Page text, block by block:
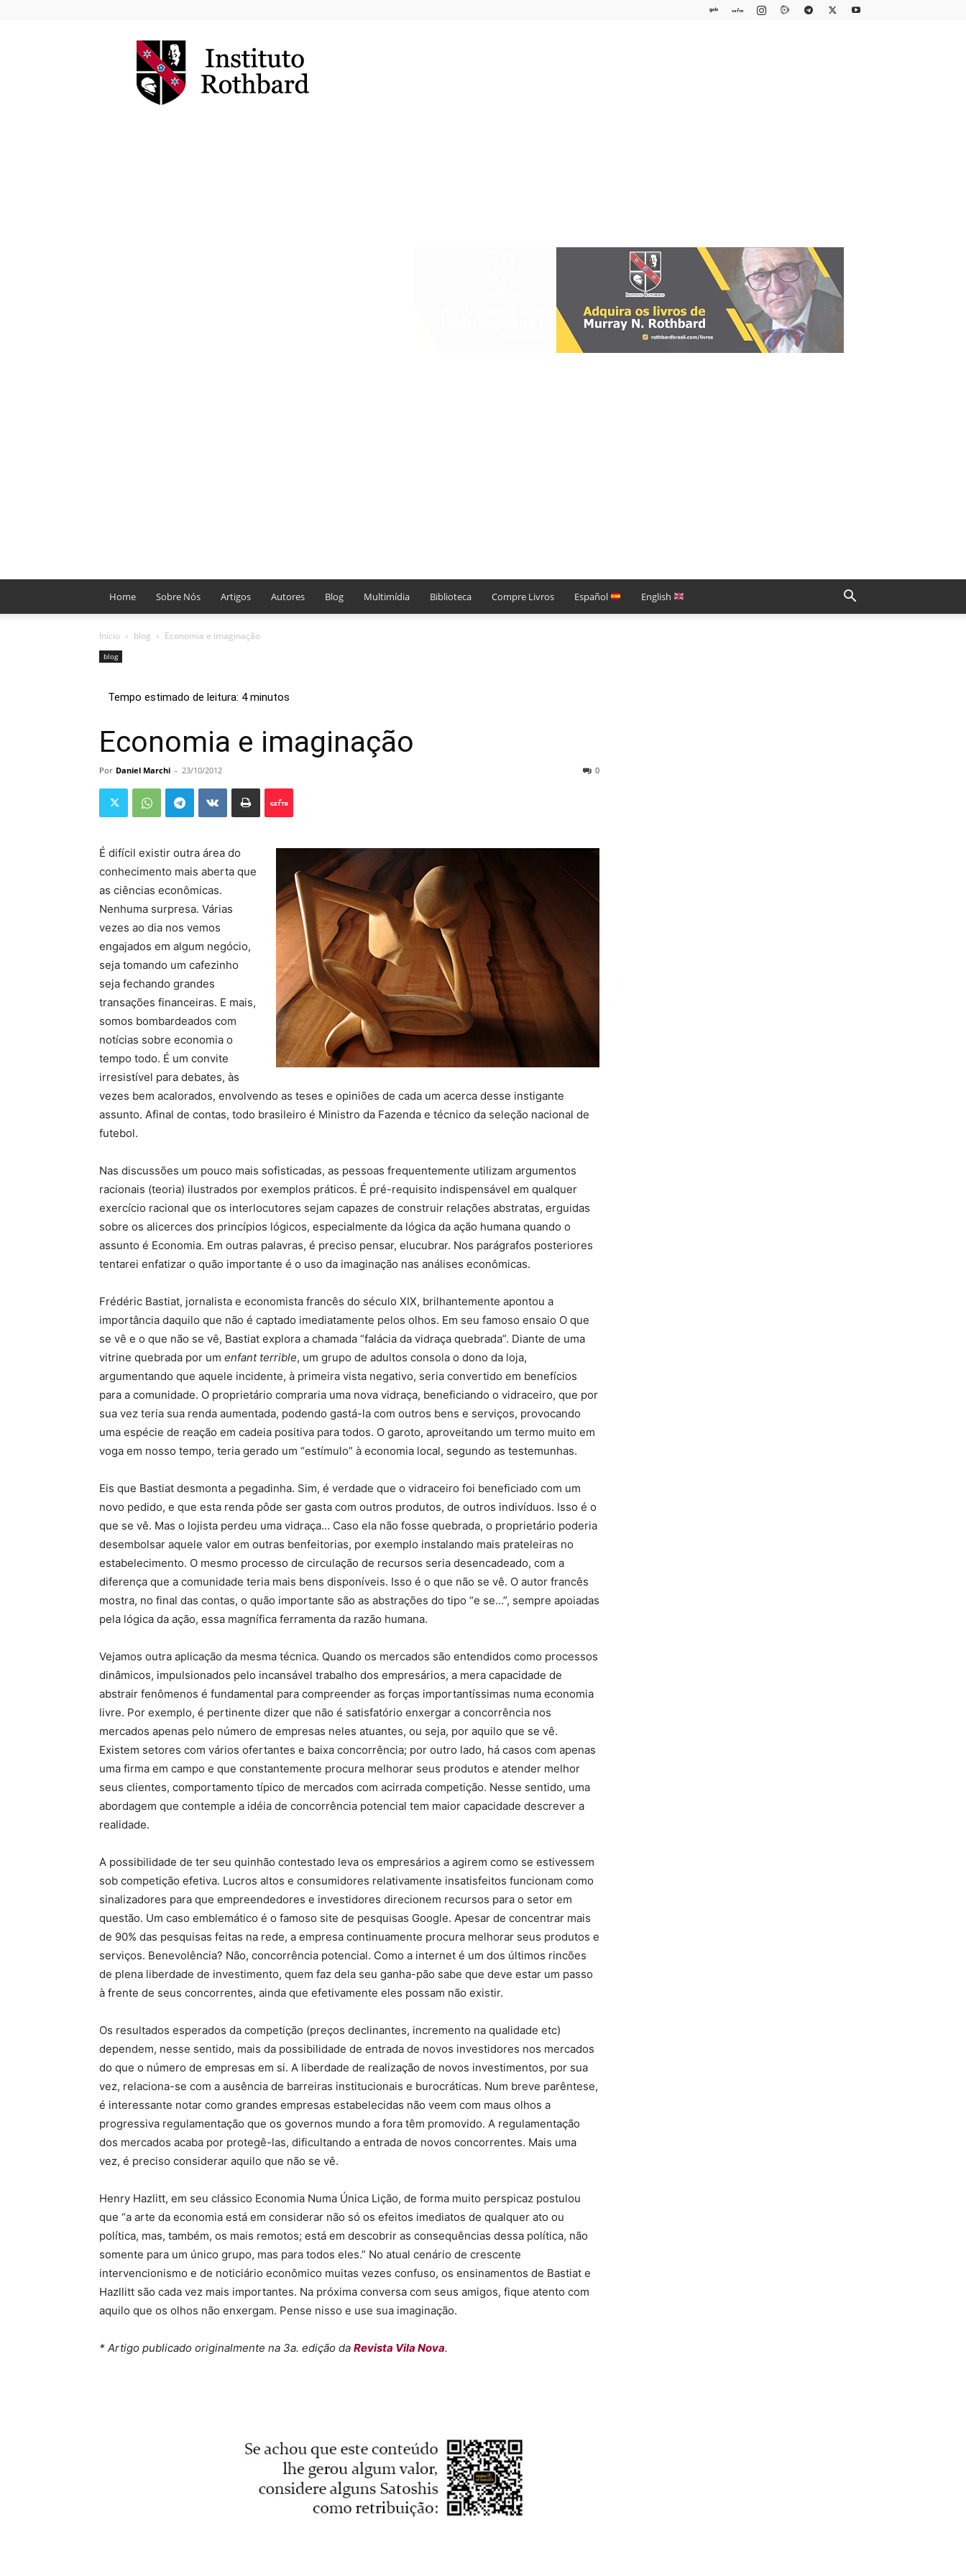
Instituto
Rothbard
Brasil
Home Sobre Nós Artigos Autores Blog Multimídia Biblioteca Compre Livros Español English
Início blog Economia e imaginação
blog
Economia e imaginação
Por Daniel Marchi - 23/10/2012 0
É difícil existir outra área do
conhecimento mais aberta que
as ciências econômicas.
Nenhuma surpresa. Várias
vezes ao dia nos vemos
engajados em algum negócio,
seja tomando um cafezinho
seja fechando grandes
transações financeiras. E mais,
somos bombardeados com
notícias sobre economia o
tempo todo. É um convite
irresistível para debates, às
vezes bem acalorados, envolvendo as teses e opiniões de cada um acerca desse instigante
assunto. Afinal de contas, todo brasileiro é Ministro da Fazenda e técnico da seleção nacional de
futebol.
Nas discussões um pouco mais sofisticadas, as pessoas frequentemente utilizam argumentos
racionais (teoria) ilustrados por exemplos práticos. É pré-requisito indispensável em qualquer
exercício racional que os interlocutores sejam capazes de construir relações abstratas, erguidas
sobre os alicerces dos princípios lógicos, especialmente da lógica da ação humana quando o
assunto é Economia. Em outras palavras, é preciso pensar, elucubrar. Nos parágrafos posteriores
tentarei enfatizar o quão importante é o uso da imaginação nas análises econômicas.
Frédéric Bastiat, jornalista e economista francês do século XIX, brilhantemente apontou a
importância daquilo que não é captado imediatamente pelos olhos. Em seu famoso ensaio O que
se vê e o que não se vê, Bastiat explora a chamada “falácia da vidraça quebrada”. Diante de uma
vitrine quebrada por um enfant terrible, um grupo de adultos consola o dono da loja,
argumentando que aquele incidente, à primeira vista negativo, seria convertido em benefícios
para a comunidade. O proprietário compraria uma nova vidraça, beneficiando o vidraceiro, que por
sua vez teria sua renda aumentada, podendo gastá-la com outros bens e serviços, provocando
uma espécie de reação em cadeia positiva para todos. O garoto, aproveitando um termo muito em
voga em nosso tempo, teria gerado um “estímulo” à economia local, segundo as testemunhas.
Eis que Bastiat desmonta a pegadinha. Sim, é verdade que o vidraceiro foi beneficiado com um
novo pedido, e que esta renda pôde ser gasta com outros produtos, de outros indivíduos. Isso é o
que se vê. Mas o lojista perdeu uma vidraça… Caso ela não fosse quebrada, o proprietário poderia
desembolsar aquele valor em outras benfeitorias, por exemplo instalando mais prateleiras no
estabelecimento. O mesmo processo de circulação de recursos seria desencadeado, com a
diferença que a comunidade teria mais bens disponíveis. Isso é o que não se vê. O autor francês
mostra, no final das contas, o quão importante são as abstrações do tipo “e se…”, sempre apoiadas
pela lógica da ação, essa magnífica ferramenta da razão humana.
Vejamos outra aplicação da mesma técnica. Quando os mercados são entendidos como processos
dinâmicos, impulsionados pelo incansável trabalho dos empresários, a mera capacidade de
abstrair fenômenos é fundamental para compreender as forças importantíssimas numa economia
livre. Por exemplo, é pertinente dizer que não é satisfatório enxergar a concorrência nos
mercados apenas pelo número de empresas neles atuantes, ou seja, por aquilo que se vê.
Existem setores com vários ofertantes e baixa concorrência; por outro lado, há casos com apenas
uma firma em campo e que constantemente procura melhorar seus produtos e atender melhor
seus clientes, comportamento típico de mercados com acirrada competição. Nesse sentido, uma
abordagem que contemple a idéia de concorrência potencial tem maior capacidade descrever a
realidade.
A possibilidade de ter seu quinhão contestado leva os empresários a agirem como se estivessem
sob competição efetiva. Lucros altos e consumidores relativamente insatisfeitos funcionam como
sinalizadores para que empreendedores e investidores direcionem recursos para o setor em
questão. Um caso emblemático é o famoso site de pesquisas Google. Apesar de concentrar mais
de 90% das pesquisas feitas na rede, a empresa continuamente procura melhorar seus produtos e
serviços. Benevolência? Não, concorrência potencial. Como a internet é um dos últimos rincões
de plena liberdade de investimento, quem faz dela seu ganha-pão sabe que deve estar um passo
à frente de seus concorrentes, ainda que efetivamente eles possam não existir.
Os resultados esperados da competição (preços declinantes, incremento na qualidade etc)
dependem, nesse sentido, mais da possibilidade de entrada de novos investidores nos mercados
do que o número de empresas em si. A liberdade de realização de novos investimentos, por sua
vez, relaciona-se com a ausência de barreiras institucionais e burocráticas. Num breve parêntese,
é interessante notar como grandes empresas estabelecidas não veem com maus olhos a
progressiva regulamentação que os governos mundo a fora têm promovido. A regulamentação
dos mercados acaba por protegê-las, dificultando a entrada de novos concorrentes. Mais uma
vez, é preciso considerar aquilo que não se vê.
Henry Hazlitt, em seu clássico Economia Numa Única Lição, de forma muito perspicaz postulou
que “a arte da economia está em considerar não só os efeitos imediatos de qualquer ato ou
política, mas, também, os mais remotos; está em descobrir as consequências dessa política, não
somente para um único grupo, mas para todos eles.” No atual cenário de crescente
intervencionismo e de noticiário econômico muitas vezes confuso, os ensinamentos de Bastiat e
Hazllitt são cada vez mais importantes. Na próxima conversa com seus amigos, fique atento com
aquilo que os olhos não enxergam. Pense nisso e use sua imaginação.
* Artigo publicado originalmente na 3a. edição da Revista Vila Nova.